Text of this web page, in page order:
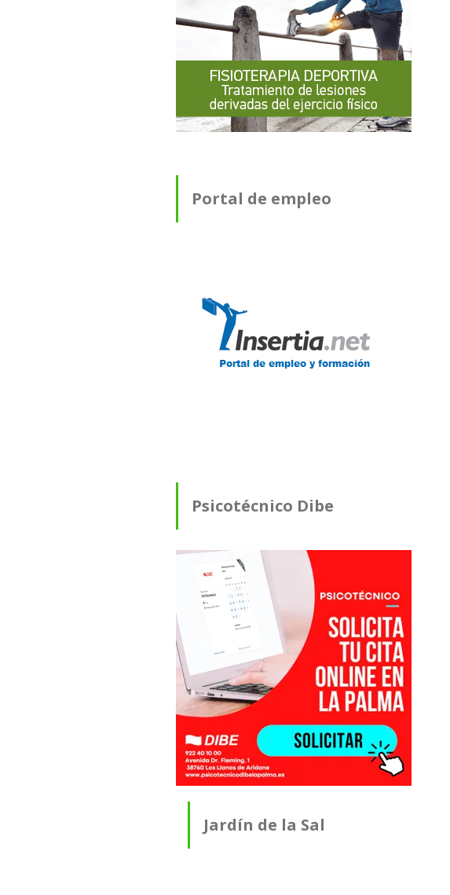
Portal de empleo
Psicotécnico Dibe
Jardín de la Sal